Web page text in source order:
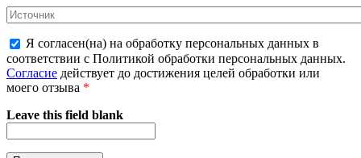
Я согласен(на) на обработку персональных данных в
соответствии с Политикой обработки персональных данных.
Согласие действует до достижения целей обработки или
моего отзыва *
Leave this field blank